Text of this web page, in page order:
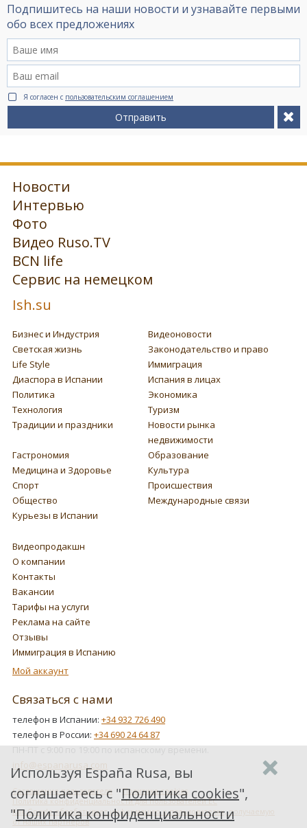
Подпишитесь на наши новости и узнавайте первыми
обо всех предложениях
Я согласен с пользовательским соглашением
Отправить
Новости
Интервью
Фото
Видео Ruso.TV
BCN life
Сервис на немецком
Ish.su
Бизнес и Индустрия
Видеоновости
Светская жизнь
Законодательство и право
Life Style
Иммиграция
Диаспора в Испании
Испания в лицах
Политика
Экономика
Технология
Туризм
Традиции и праздники
Новости рынка
недвижимости
Гастрономия
Образование
Медицина и Здоровье
Культура
Спорт
Происшествия
Общество
Международные связи
Курьезы в Испании
Видеопродакшн
О компании
Контакты
Вакансии
Тарифы на услуги
Реклама на сайте
Отзывы
Иммиграция в Испанию
Мой аккаунт
Связаться с нами
телефон в Испании: +34 932 726 490
телефон в России: +34 690 24 64 87
ПН-ПТ с 9:00 по 19:00 по испанскому времени.
info@espanarusa.com
Соглашение пользователя
Политика cookies
Политика конфиденциальности для пользователей ЕС
Как Google обрабатывает информацию о пользователях, получаемую
от наших партнеров
Используя España Rusa, вы
соглашаетесь с "Политика cookies",
"Политика конфиденциальности